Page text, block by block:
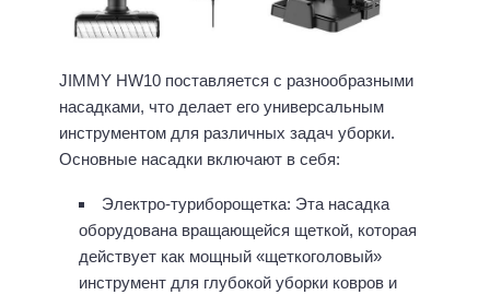
JIMMY HW10 поставляется с разнообразными
насадками, что делает его универсальным
инструментом для различных задач уборки.
Основные насадки включают в себя:
Электро-туриборощетка: Эта насадка
оборудована вращающейся щеткой, которая
действует как мощный «щеткоголовый»
инструмент для глубокой уборки ковров и